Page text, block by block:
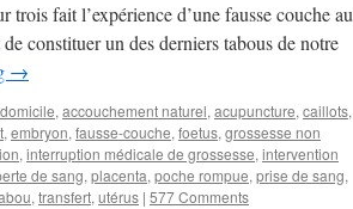
trois fait l’expérience d’une fausse couche au
constituer un des derniers tabous de notre
→
, accouchement naturel, acupuncture, caillots,
, embryon, fausse-couche, foetus, grossesse non
, interruption médicale de grossesse, intervention
de sang, placenta, poche rompue, prise de sang,
, transfert, utérus | 577 Comments